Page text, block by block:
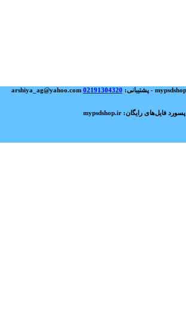
02191304320
پسورد فایل‌های رایگان: mypsdshop.ir